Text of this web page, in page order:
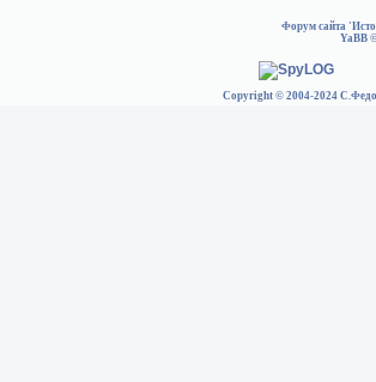
Форум сайта
YaBB
Copyright © 2004-2024